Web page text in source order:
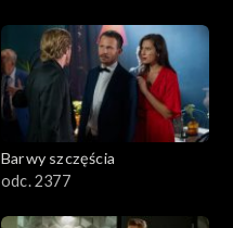
Barwy szczęścia
odc. 2377